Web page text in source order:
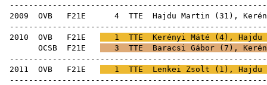
2009 OVB F21E 4 TTE Hajdu Martin ( 31 ),
2010 OVB F21E 1 TTE Kerényi Máté ( 4), Hajdu
OCSB F21E 3 TTE Baracsi Gábor ( 7 ),
2011 OVB F21E 1 TTE Lenkei Zsolt ( 1 ), Hajdu